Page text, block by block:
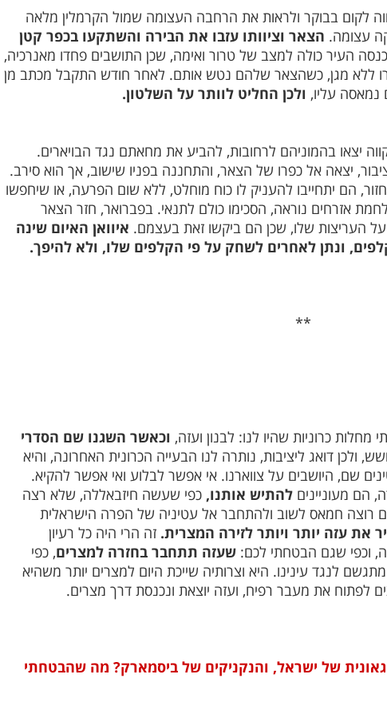
תושבי מוסקווה לקום בבוקר ולראות את הרחבה העצומה שמול הקרמלין מלאה
עצומה. הצאר וציוותו עזבו את הבירה והשתקעו בכפר קטן
העיר כולה למצב של טרור ואימה, שכן התושבים פחדו מאנרכיה,
ללא מגן, כשהצאר שלהם נטש אותם. לאחר חודש התקבל מכתב מן
נמאסה עליו, ולכן החליט לוותר על השלטון.
יצאו בהמוניהם לרחובות, להביע את מחאתם נגד הבויארים.
יצאה אל כפרו של הצאר, והתחננה בפניו שישוב, אך הוא סירב.
הם יתחייבו להעניק לו כוח מוחלט, ללא שום הפרעה, או שיחפשו
אזרחים נוראה, הסכימו כולם לתנאי. בפברואר, חזר הצאר
על העריצות שלו, שכן הם ביקשו זאת בעצמם. איוואן האיום שינה
ונתן לאחרים לשחק על פי הקלפים שלו, ולא להיפך.
**
כרוניות שהיו לנו: לבנון ועזה, וכאשר השגנו שם הסדרי
ולכן דואג ליציבות, נותרה לנו הבעייה הכרונית האחרונה, והיא
שם, היושבים על צווארנו. אי אפשר לבלוע ואי אפשר להקיא.
הם מעוניינים להתיש אותנו, כפי שעשה חיזבאללה, שלא רצה
רוצה חמאס לשוב ולהתחבר אל עטיניה של הפרה הישראלית
את עזה יותר ויותר לזירה המצרית. זה הרי היה כל רעיון
וכפי שגם הבטחתי לכם: שעזה תתחבר בחזרה למצרים, כפי
הזה הולך ומתגשם לנגד עינינו. היא וצרותיה שייכת היום למצרים יותר משהיא
לפתוח את מעבר רפיח, ועזה יוצאת ונכנסת דרך מצרים.
של ישראל, והנקניקים של ביסמארק? מה שהבטחתי